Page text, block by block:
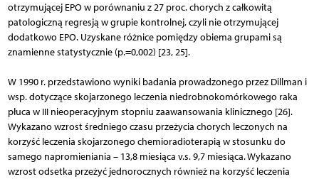
otrzymującej EPO w porównaniu z 27 proc. chorych z całkowitą
patologiczną regresją w grupie kontrolnej, czyli nie otrzymującej
dodatkowo EPO. Uzyskane różnice pomiędzy obiema grupami są
znamienne statystycznie (p.=0,002) [23, 25].
W 1990 r. przedstawiono wyniki badania prowadzonego przez Dillman i
wsp. dotyczące skojarzonego leczenia niedrobnokomórkowego raka
płuca w III nieoperacyjnym stopniu zaawansowania klinicznego [26].
Wykazano wzrost średniego czasu przeżycia chorych leczonych na
korzyść leczenia skojarzonego chemioradioterapią w stosunku do
samego napromieniania – 13,8 miesiąca v.s. 9,7 miesiąca. Wykazano
wzrost odsetka przeżyć jednorocznych również na korzyść leczenia